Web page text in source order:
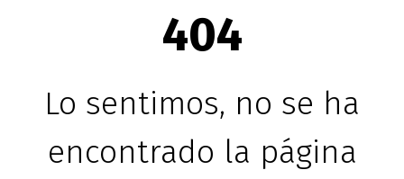
404
Lo sentimos, no se ha
encontrado la página